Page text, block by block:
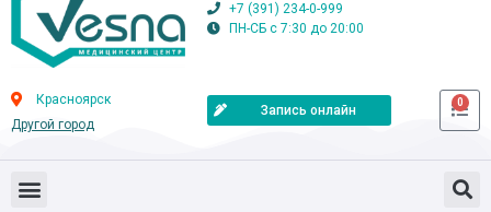
+7 (391) 234-0-999
ПН-СБ с 7:30 до 20:00
Красноярск
Другой город
Запись онлайн
0